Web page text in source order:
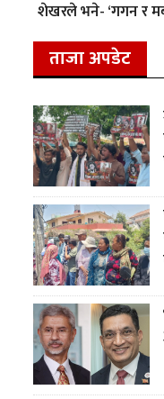
शेखरले भने- ‘गगन र
ताजा अपडेट